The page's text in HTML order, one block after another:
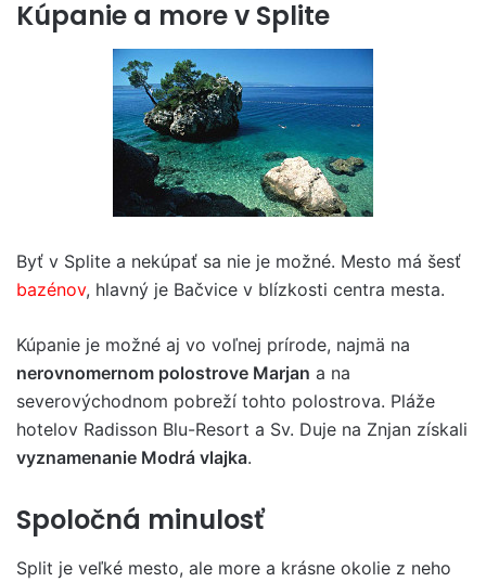
Kúpanie a more v Splite
Byť v Splite a nekúpať sa nie je možné. Mesto má šesť
bazénov, hlavný je Bačvice v blízkosti centra mesta.
Kúpanie je možné aj vo voľnej prírode, najmä na
nerovnomernom polostrove Marjan a na
severovýchodnom pobreží tohto polostrova. Pláže
hotelov Radisson Blu-Resort a Sv. Duje na Znjan získali
vyznamenanie Modrá vlajka.
Spoločná minulosť
Split je veľké mesto, ale more a krásne okolie z neho